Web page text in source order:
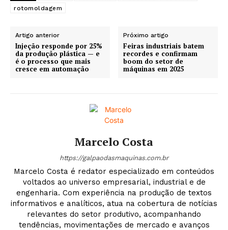
rotomoldagem
Artigo anterior
Injeção responde por 25%
da produção plástica — e
é o processo que mais
cresce em automação
Próximo artigo
Feiras industriais batem
recordes e confirmam
boom do setor de
máquinas em 2025
Marcelo Costa
https://galpaodasmaquinas.com.br
Marcelo Costa é redator especializado em conteúdos
voltados ao universo empresarial, industrial e de
engenharia. Com experiência na produção de textos
informativos e analíticos, atua na cobertura de notícias
relevantes do setor produtivo, acompanhando
tendências, movimentações de mercado e avanços